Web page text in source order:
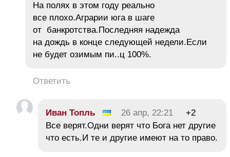
На полях в этом году реально
все плохо.Аграрии юга в шаге
от банкротства.Последняя надежда
на дождь в конце следующей недели.Если
не будет озимым пи..ц 100%.
Ответить
Иван Топль 26 апр, 22:21
+2
Все верят.Одни верят что Бога нет другие
что есть.И те и другие имеют на то право.